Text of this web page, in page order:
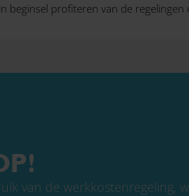
profiteren van de regelingen
van de werkkostenregeling,